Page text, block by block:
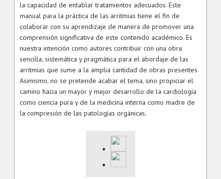
la capacidad de entablar tratamientos adecuados. Este
manual para la práctica de las arritmias tiene el fin de
colaborar con su aprendizaje de manera de promover una
comprensión significativa de este contenido académico. Es
nuestra intención como autores contribuir con una obra
sencilla, sistemática y pragmática para el abordaje de las
arritmias que sume a la amplia cantidad de obras presentes.
Asimismo, no se pretende acabar el tema, sino propiciar el
camino hacia un mayor y mejor desarrollo de la cardiología
como ciencia pura y de la medicina interna como madre de
la compresión de las patologías orgánicas.